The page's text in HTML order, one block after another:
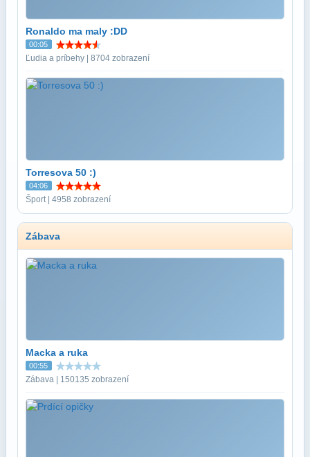
Ronaldo ma maly :DD
00:05
Ľudia a príbehy | 8704 zobrazení
Torresova 50 :)
04:06
Šport | 4958 zobrazení
Zábava
Macka a ruka
00:55
Zábava | 150135 zobrazení